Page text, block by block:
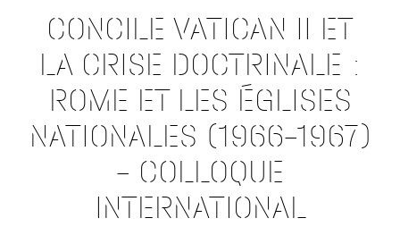
CONCILE VATICAN II ET
LA CRISE DOCTRINALE :
ROME ET LES ÉGLISES
NATIONALES (1966-1967)
– COLLOQUE
INTERNATIONAL